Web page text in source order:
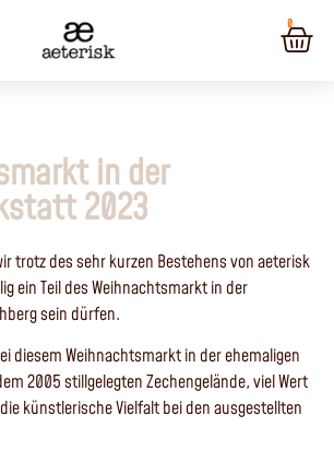
0
in der
2023
trotz des sehr kurzen Bestehens von aeterisk
ein Teil des Weihnachtsmarkt in der
sein dürfen.
diesem Weihnachtsmarkt in der ehemaligen
2005 stillgelegten Zechengelände, viel Wert
künstlerische Vielfalt bei den ausgestellten